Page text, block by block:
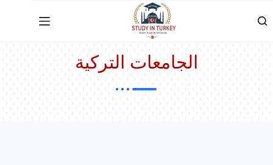
الجامعات التركية